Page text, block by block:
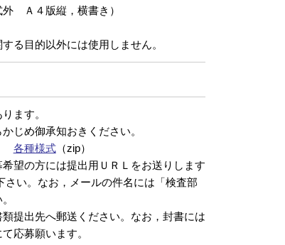
Ａ４版縦，横書き）
る目的以外には使用しません。
ます。
じめ御承知おきください。
各種様式（zip）
望の方には提出用ＵＲＬをお送りします
い。なお，メールの件名には「検査部
提出先へ郵送ください。なお，封書には
応募願います。